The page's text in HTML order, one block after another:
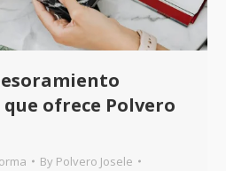
ofrece Polvero
By Polvero Josele